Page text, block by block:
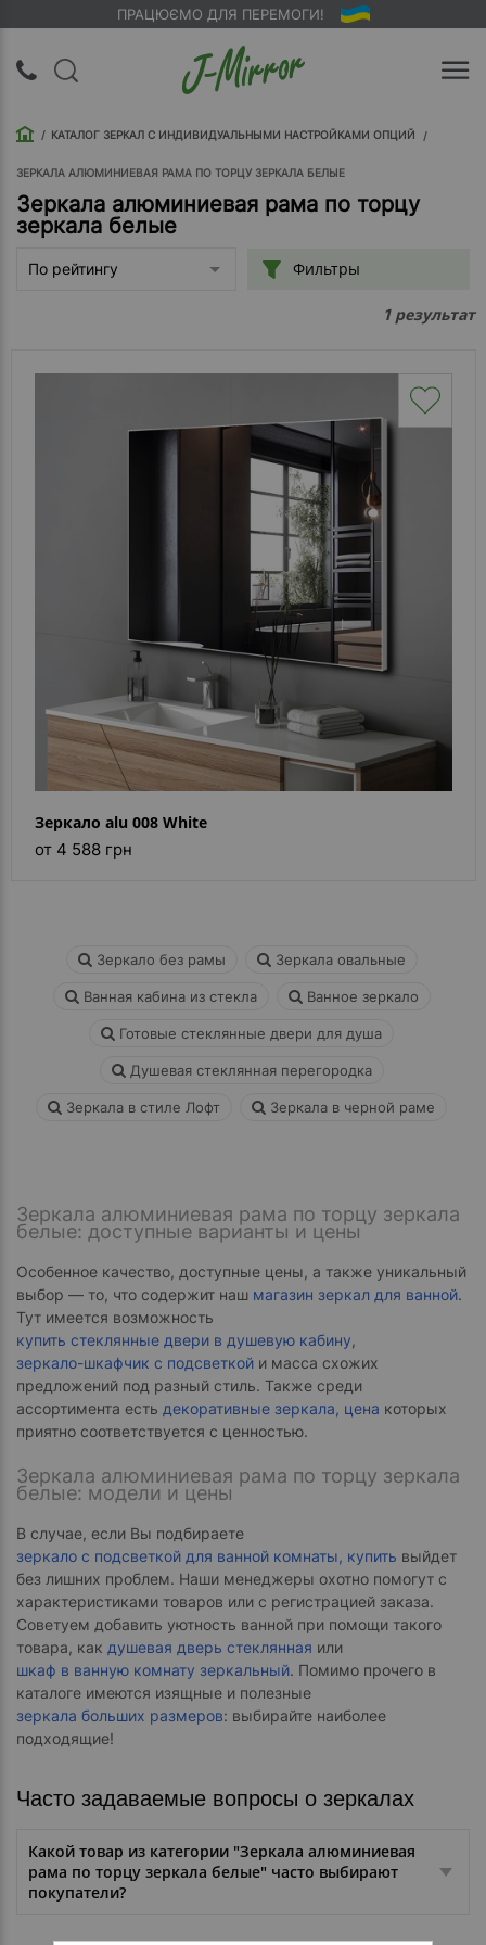
ПРАЦЮЄМО ДЛЯ ПЕРЕМОГИ!
Вход |
компании
Упаковка
Каталог
Душевые
кабины
Reflex
наличии
(вопрос
КАТАЛОГ ЗЕРКАЛ С ИНДИВИДУАЛЬНЫМИ НАСТРОЙКАМИ ОПЦИЙ
ЗЕРКАЛА АЛЮМИНИЕВАЯ РАМА ПО ТОРЦУ ЗЕРКАЛА БЕЛЫЕ
Зеркала алюминиевая рама по торцу
зеркала белые
По рейтингу Фильтры
1результат
Зеркало alu 008 White
от 4 588 грн
Зеркало без рамы Зеркала овальные
Ванная кабина из стекла Ванное зеркало
Готовые стеклянные двери для душа
Душевая стеклянная перегородка
Зеркала в стиле Лофт Зеркала в черной раме
Зеркала алюминиевая рама по торцу зеркала
белые: доступные варианты и цены
Особенное качество, доступные цены, а также уникальный
выбор — то, что содержит наш магазин зеркал для ванной.
Тут имеется возможность
купить стеклянные двери в душевую кабину,
зеркало-шкафчик с подсветкой и масса схожих
предложений под разный стиль. Также среди
ассортимента есть декоративные зеркала, цена которых
приятно соответствуется с ценностью.
Зеркала алюминиевая рама по торцу зеркала
белые: модели и цены
В случае, если Вы подбираете
зеркало с подсветкой для ванной комнаты, купить выйдет
без лишних проблем. Наши менеджеры охотно помогут с
характеристиками товаров или с регистрацией заказа.
Советуем добавить уютность ванной при помощи такого
товара, как душевая дверь стеклянная или
шкаф в ванную комнату зеркальный. Помимо прочего в
каталоге имеются изящные и полезные
зеркала больших размеров: выбирайте наиболее
подходящие!
Часто задаваемые вопросы о зеркалах
Какой товар из категории "Зеркала алюминиевая
рама по торцу зеркала белые" часто выбирают
покупатели?